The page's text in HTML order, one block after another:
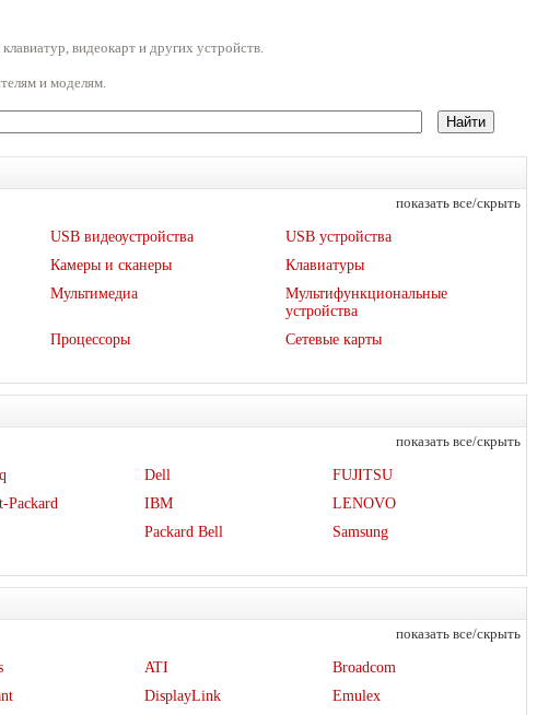
видеокарт и других устройств.
и моделям.
показать все/скрыть
USB видеоустройства
USB устройства
Камеры и сканеры
Клавиатуры
Мультимедиа
Мультифункциональные
устройства
Процессоры
Сетевые карты
показать все/скрыть
Dell
FUJITSU
Packard IBM
LENOVO
Packard Bell
Samsung
показать все/скрыть
ATI
Broadcom
DisplayLink
Emulex